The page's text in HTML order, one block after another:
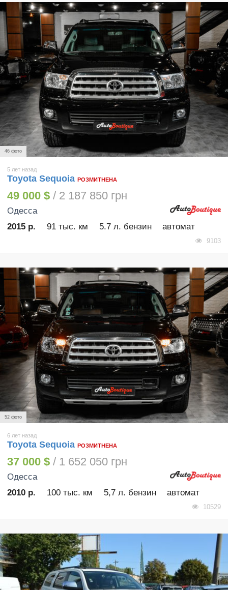
46 фото
5 лет назад
Toyota Sequoia РОЗМИТНЕНА
49 000 $ / 2 187 850 грн
Одесса
2015 р.
91 тыс. км 5.7 л. бензин автомат
9103
52 фото
6 лет назад
Toyota Sequoia РОЗМИТНЕНА
37 000 $ / 1 652 050 грн
Одесса
2010 р.
100 тыс. км 5,7 л. бензин автомат
10529